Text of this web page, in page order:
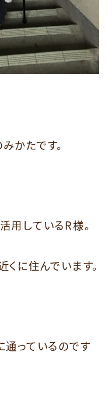
かたです。
用しているR様。
くに住んでいます。
通っているのです